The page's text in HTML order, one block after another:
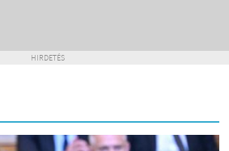
HIRDETÉS